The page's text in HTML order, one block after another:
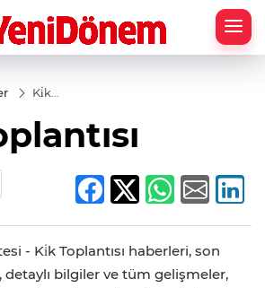
Ki̇k
- Ki̇k Toplantısı haberleri, son
bilgiler ve tüm gelişmeler,